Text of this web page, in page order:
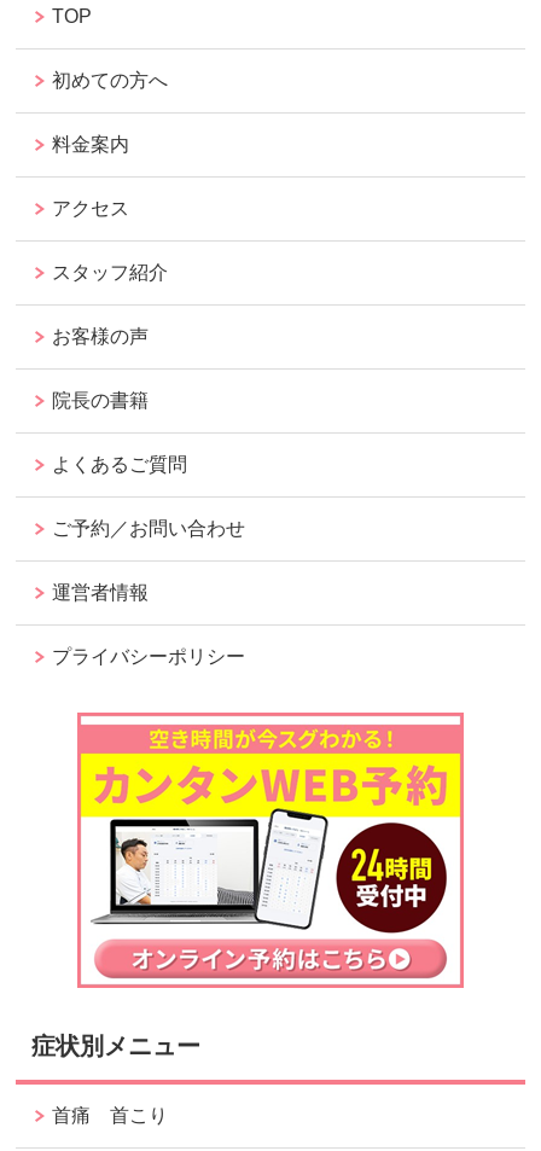
TOP
初めての方へ
料金案内
アクセス
スタッフ紹介
お客様の声
院長の書籍
よくあるご質問
ご予約／お問い合わせ
運営者情報
プライバシーポリシー
症状別メニュー
首痛 首こり